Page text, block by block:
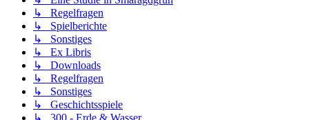
↳ Regelfragen
↳ Spielberichte
↳ Sonstiges
↳ Ex Libris
↳ Downloads
↳ Regelfragen
↳ Sonstiges
↳ Geschichtsspiele